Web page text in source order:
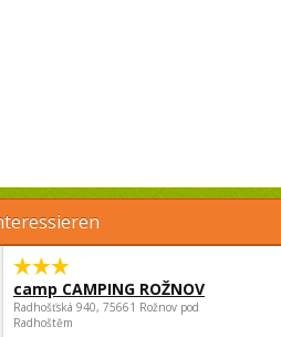
camp CAMPING ROŽNOV
Radhošťská 940, 75661 Rožnov pod
Radhoštěm